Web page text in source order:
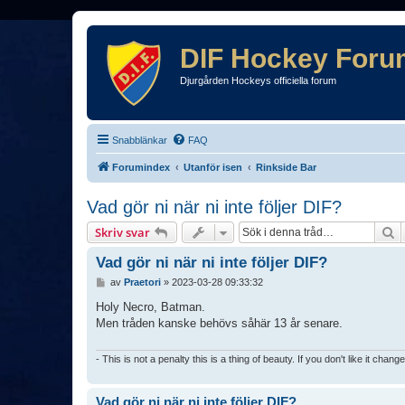
DIF Hockey
Djurgården Hockeys officiella forum
Snabblänkar FAQ
Forumindex Utanför isen Rinkside Bar
Vad gör ni när ni inte följer DIF?
Skriv svar
Vad gör ni när ni inte följer DIF?
l
g
av Praetori» 2023-03-28 09:33:32
Holy Necro, Batman.
Men tråden kanske behövs såhär 13 år senare.
- This is not a penalty this is a thing of beauty. If you don't like it change